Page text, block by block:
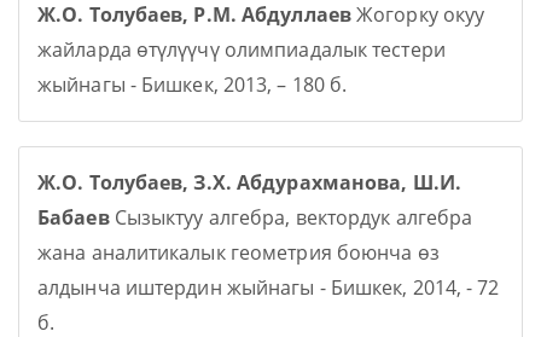
Ж.О. Толубаев, Р.М. АбдуллаевЖогорку окуу
жайларда өтүлүүчү олимпиадалык тестери
жыйнагы - Бишкек, 2013, – 180 б.
Ж.О. Толубаев, З.Х. Абдурахманова, Ш.И.
БабаевСызыктуу алгебра, вектордук алгебра
жана аналитикалык геометрия боюнча өз
алдынча иштердин жыйнагы - Бишкек, 2014, - 72
б.